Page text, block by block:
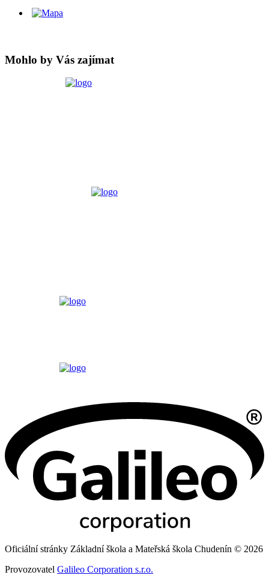
Mohlo by Vás zajímat
Oficiální stránky Základní škola a Mateřská škola Chudenín © 2026
Provozovatel Galileo Corporation s.r.o.